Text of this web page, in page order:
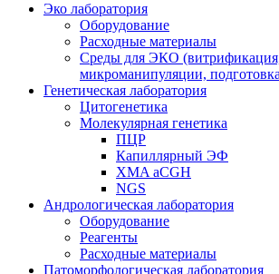
Эко лаборатория
Оборудование
Расходные материалы
Среды для ЭКО
микроманипуляции,
Генетическая лаборатория
Цитогенетика
Молекулярная генетика
ПЦР
Капиллярный ЭФ
XMA aCGH
NGS
Андрологическая лаборатория
Оборудование
Реагенты
Расходные материалы
Патоморфологическая лаборатория